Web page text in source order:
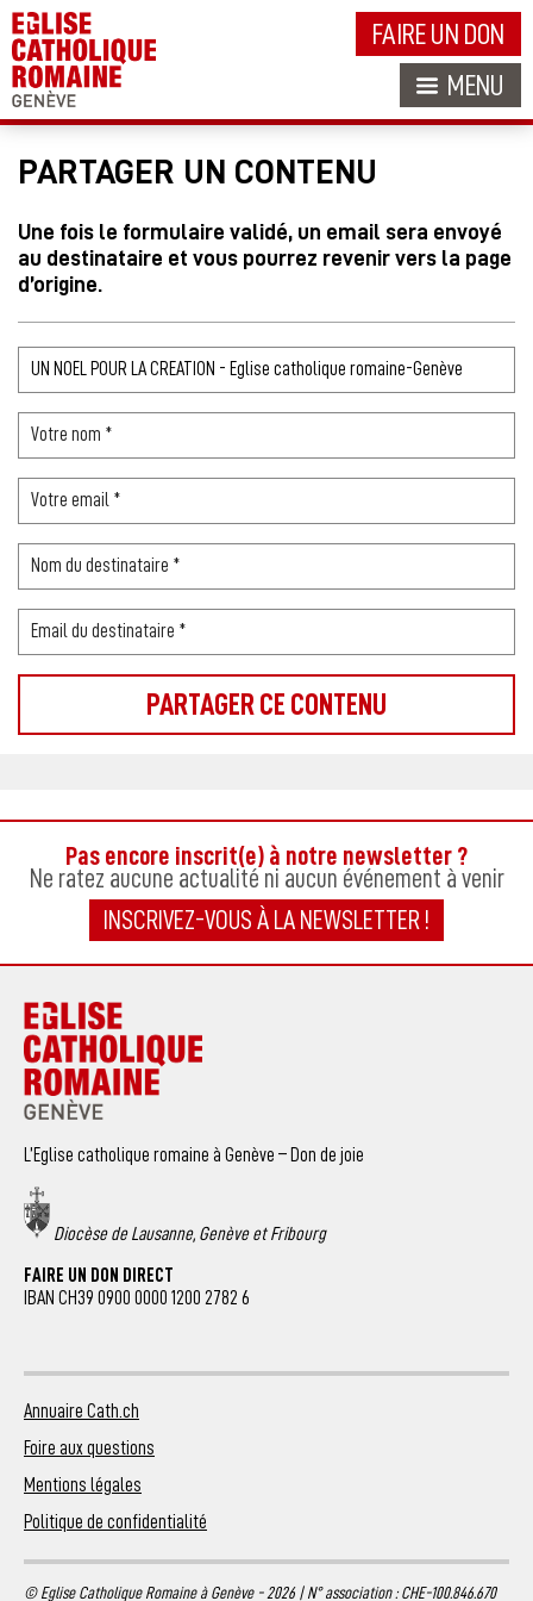
FAIRE UN DON
MENU
PARTAGER UN CONTENU
Une fois le formulaire validé, un email sera envoyé
au destinataire et vous pourrez revenir vers la page
d’origine.
Pas encore inscrit(e) à notre newsletter ?
Ne ratez aucune actualité ni aucun événement à venir
INSCRIVEZ-VOUS À LA NEWSLETTER !
L’Eglise catholique romaine à Genève – Don de joie
Diocèse de Lausanne, Genève et Fribourg
FAIRE UN DON DIRECT
IBAN CH39 0900 0000 1200 2782 6
Annuaire Cath.ch
Foire aux questions
Mentions légales
Politique de confidentialité
© Eglise Catholique Romaine à Genève - 2026 | N° association : CHE-100.846.670